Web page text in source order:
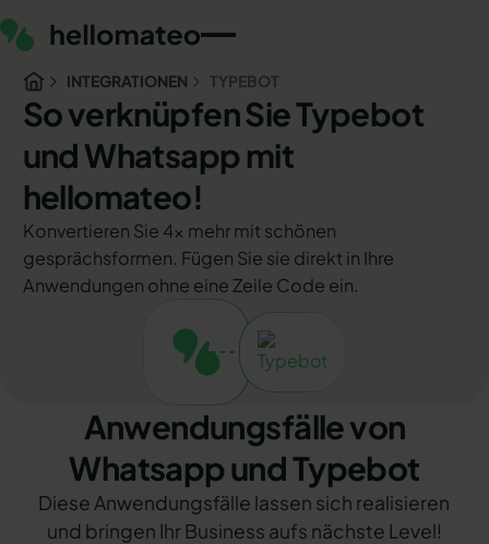
INTEGRATIONEN TYPEBOT
So verknüpfen Sie Typebot
und Whatsapp mit
hellomateo!
Konvertieren Sie 4x mehr mit schönen
gesprächsformen. Fügen Sie sie direkt in Ihre
Anwendungen ohne eine Zeile Code ein.
Anwendungsfälle von
Whatsapp und Typebot
Diese Anwendungsfälle lassen sich realisieren
und bringen Ihr Business aufs nächste Level!